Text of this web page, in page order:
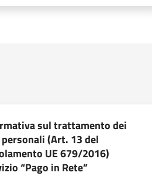
sul trattamento dei
(Art. 13 del
UE 679/2016)
“Pago in Rete”